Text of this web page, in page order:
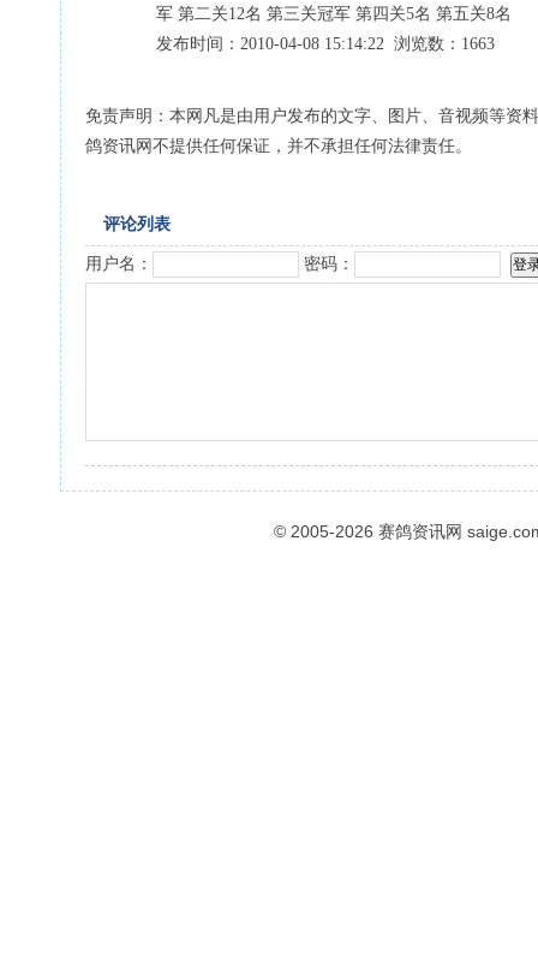
军 第二关12名 第三关冠军 第四关5名 第五关8名
发布时间：2010-04-08 15:14:22 浏览数：1663
免责声明：本网凡是由用户发布的文字、图片、音视频等资
鸽资讯网不提供任何保证，并不承担任何法律责任。
评论列表
用户名： 密码：
© 2005-2026 赛鸽资讯网